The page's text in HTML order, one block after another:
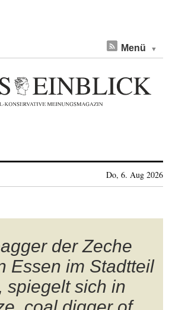
Menü
Do, 6. Aug 2026
der Zeche
Essen im Stadtteil
spiegelt sich in